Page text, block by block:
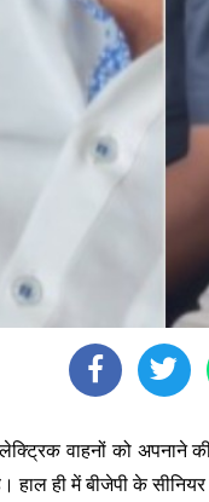
वाहनों को अपनाने की
ही में बीजेपी के